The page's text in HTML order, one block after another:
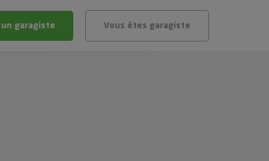
garagiste Vous êtes garagiste